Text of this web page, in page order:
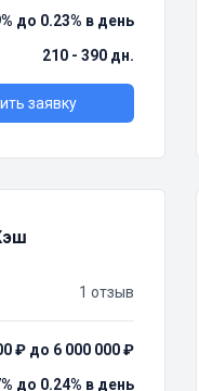
до 0.23% в день
210 - 390 дн.
заявку
1 отзыв
₽ до 6 000 000 ₽
до 0.24% в день